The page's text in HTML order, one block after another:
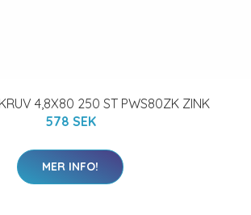
4,8X80 250 ST PWS80ZK ZINK
578 SEK
MER INFO!